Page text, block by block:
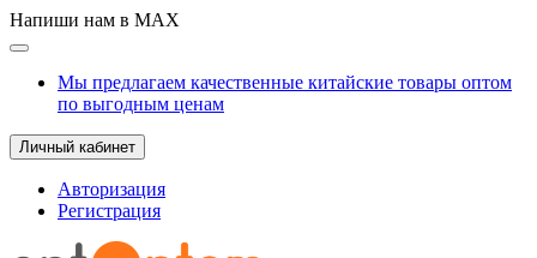
Напиши нам в MAX
Мы предлагаем качественные китайские товары оптом
по выгодным ценам
Личный кабинет
Авторизация
Регистрация